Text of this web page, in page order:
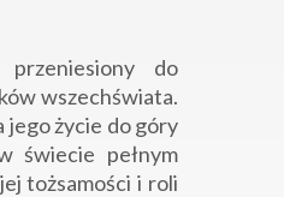
przeniesiony do
wszechświata.
jego życie do góry
świecie pełnym
tożsamości i roli